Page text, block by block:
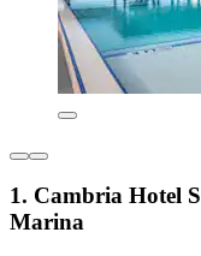
1. Cambria Hotel
Marina